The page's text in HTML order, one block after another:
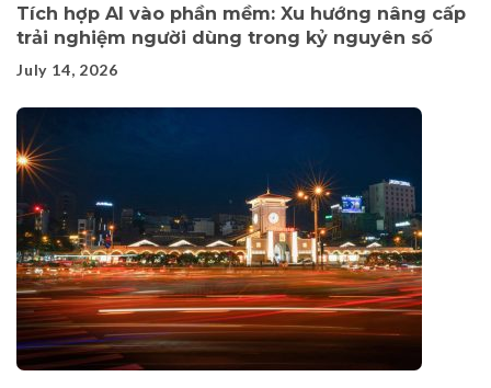
Tích hợp AI vào phần mềm: Xu hướng nâng cấp
trải nghiệm người dùng trong kỷ nguyên số
July 14, 2026